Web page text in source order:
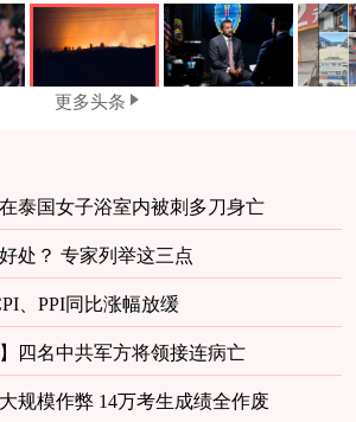
更多头条
泰国女子浴室内被刺多刀身亡
处？ 专家列举这三点
、PPI同比涨幅放缓
】四名中共军方将领接连病亡
规模作弊 14万考生成绩全作废